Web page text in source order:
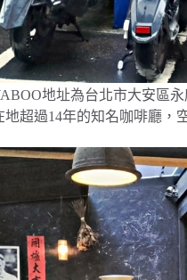
地址為台北市大安區
地超過14年的知名咖啡廳